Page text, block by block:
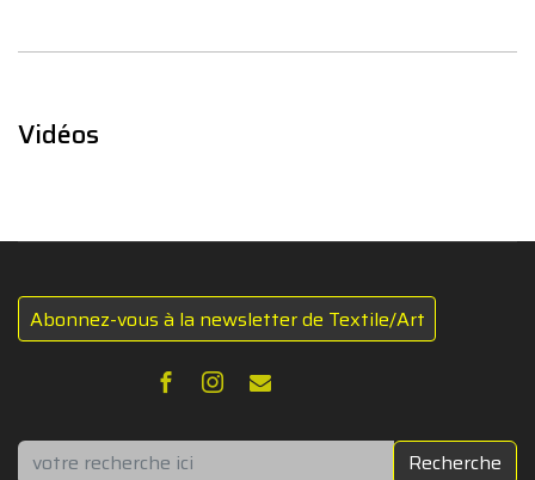
Vidéos
Abonnez-vous à la newsletter de Textile/Art
Rechercher Recherche